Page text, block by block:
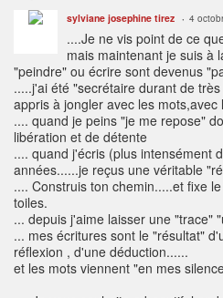
sylviane josephine tirez 4
....Je ne vis point de ce
mais maintenant je suis à
"peindre" ou écrire sont devenus
.....j'ai été "secrétaire durant de
appris à jongler avec les mots,avec
.... quand je peins "je me repose"
libération et de détente
.... quand j'écris (plus intensément
années......je reçus une véritable
.... Construis ton chemin.....et fixe
toiles.
... depuis j'aime laisser une "trace"
... mes écritures sont le "résultat"
réflexion , d'une déduction......
et les mots viennent "en mes